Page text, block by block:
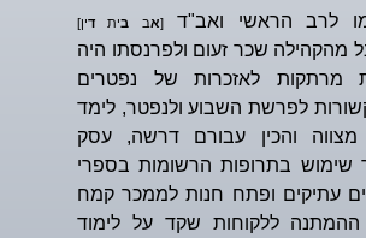
לרב הראשי ואב"ד[אב ביתדין]
מהקהילה שכר זעום ולפרנסתו היה
מרתקות לאזכרות של נפטרים
לפרשת השבוע ולנפטר, לימד
מצווה והכין עבורם דרשה, עסק
שימוש בתרופות הרשומות בספרי
עתיקים ופתח חנות לממכר קמח
ללקוחות שקד על לימוד